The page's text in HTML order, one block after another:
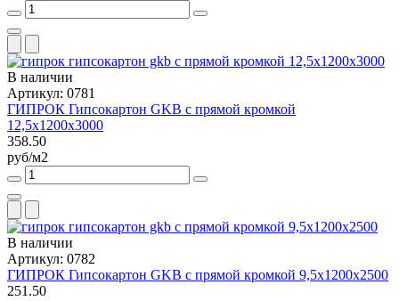
В наличии
Артикул: 0781
ГИПРОК Гипсокартон GKB с прямой кромкой
12,5x1200x3000
358.50
руб/м2
В наличии
Артикул: 0782
ГИПРОК Гипсокартон GKB с прямой кромкой 9,5x1200x2500
251.50